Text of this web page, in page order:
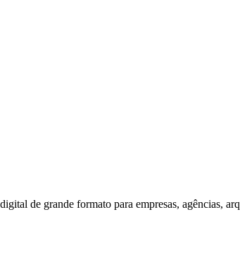
de grande formato para empresas, agências,